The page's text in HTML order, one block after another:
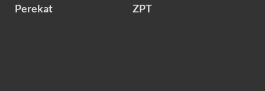
Perekat ZPT